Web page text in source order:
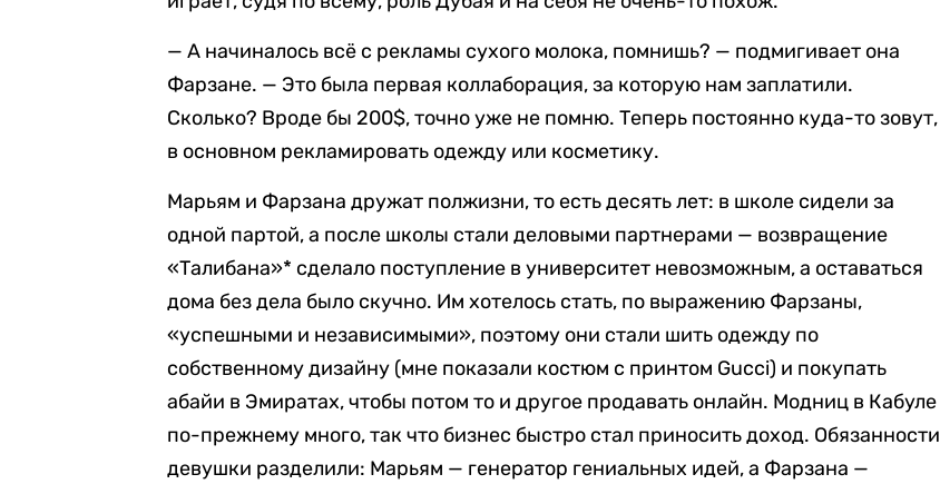
— А начиналось всё с рекламы сухого молока, помнишь? — подмигивает она
Фарзане. — Это была первая коллаборация, за которую нам заплатили.
Сколько? Вроде бы 200$, точно уже не помню. Теперь постоянно куда-то зовут,
в основном рекламировать одежду или косметику.
Марьям и Фарзана дружат полжизни, то есть десять лет: в школе сидели за
одной партой, а после школы стали деловыми партнерами — возвращение
«Талибана»* сделало поступление в университет невозможным, а оставаться
дома без дела было скучно. Им хотелось стать, по выражению Фарзаны,
«успешными и независимыми», поэтому они стали шить одежду по
собственному дизайну (мне показали костюм с принтом Gucci) и покупать
абайи в Эмиратах, чтобы потом то и другое продавать онлайн. Модниц в Кабуле
по-прежнему много, так что бизнес быстро стал приносить доход. Обязанности
девушки разделили: Марьям — генератор гениальных идей, а Фарзана —